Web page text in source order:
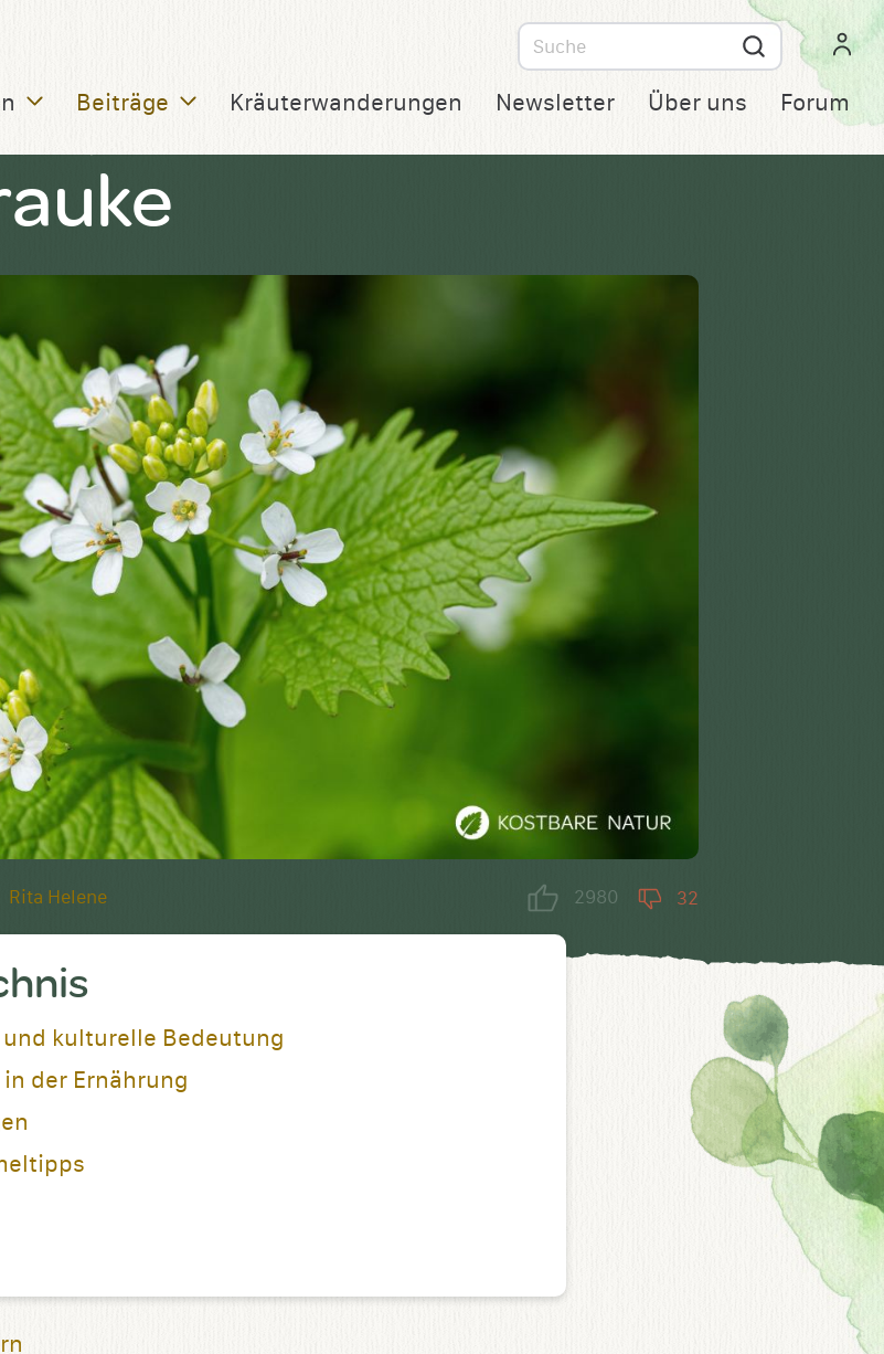
Suche
nach
Beiträge Kräuterwanderungen Newsletter Über uns Forum
Rita Helene 2980 32
kulturelle Bedeutung
der Ernährung